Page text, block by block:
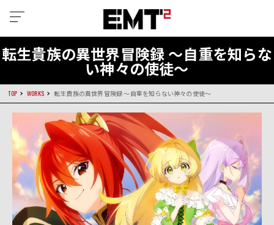
転生貴族の異世界冒険録 〜自重を知らな
い神々の使徒〜
TOP WORKS 転生貴族の異世界冒険録 〜自重を知らない神々の使徒〜